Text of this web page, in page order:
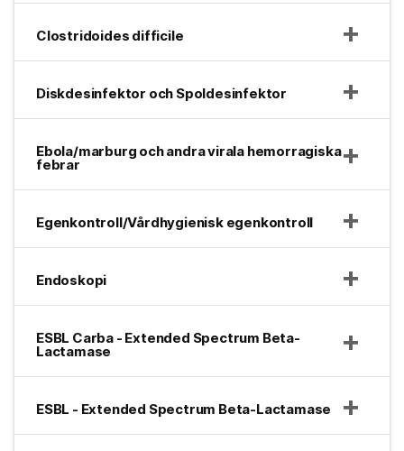
Clostridoides difficile
Diskdesinfektor och Spoldesinfektor
Ebola/marburg och andra virala hemorragiska
febrar
Egenkontroll/Vårdhygienisk egenkontroll
Endoskopi
ESBL Carba - Extended Spectrum Beta-
Lactamase
ESBL - Extended Spectrum Beta-Lactamase